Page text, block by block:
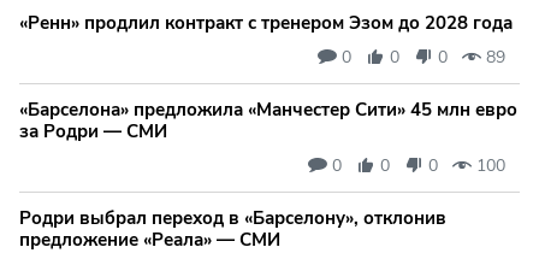
«Ренн» продлил контракт с тренером Эзом до 2028 года
0 0 0 89
«Барселона» предложила «Манчестер Сити» 45 млн евро
за Родри — СМИ
0 0 0 100
Родри выбрал переход в «Барселону», отклонив
предложение «Реала» — СМИ